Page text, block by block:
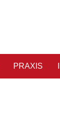
PRAXIS